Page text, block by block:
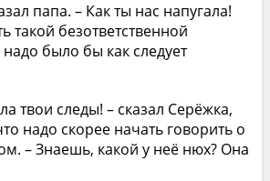
папа. – Как ты нас напугала!
такой безответственной
было бы как следует
твои следы! – сказал Серёжка,
надо скорее начать говорить о
– Знаешь, какой у неё нюх? Она